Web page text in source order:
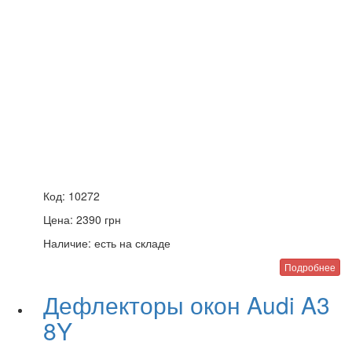
Код: 10272
Цена: 2390 грн
Наличие: есть на складе
Подробнее
Дефлекторы окон Audi A3
8Y